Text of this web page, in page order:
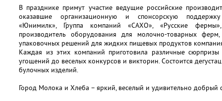
В празднике примут участие ведущие российские
оказавшие организационную и спонсорскую
«Юнимилк», Группа компаний «САХО», «Русские
производитель оборудования для молочно-товарных
упаковочных решений для жидких пищевых продуктов
Каждая из этих компаний приготовила различные
угощений до веселых конкурсов и викторин. Состоится
булочных изделий.
Город Молока и Хлеба – яркий, веселый и удивительно добрый